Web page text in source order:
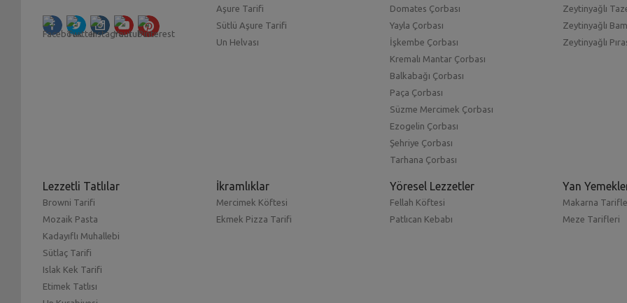
Aşure Tarifi
Sütlü Aşure Tarifi
Un Helvası
Domates Çorbası
Yayla Çorbası
İşkembe Çorbası
Kremalı Mantar Çorbası
Balkabağı Çorbası
Paça Çorbası
Süzme Mercimek Çorbası
Ezogelin Çorbası
Şehriye Çorbası
Tarhana Çorbası
Zeytinyağlı
Zeytinyağlı
Zeytinyağlı
Lezzetli Tatlılar
Browni Tarifi
Mozaik Pasta
Kadayıflı Muhallebi
Sütlaç Tarifi
Islak Kek Tarifi
Etimek Tatlısı
İkramlıklar
Mercimek Köftesi
Ekmek Pizza Tarifi
Yöresel Lezzetler
Fellah Köftesi
Patlıcan Kebabı
Yan
Makarna
Meze Tarifleri